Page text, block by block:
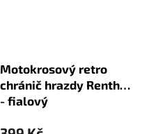
Motokrosový retro
chránič hrazdy Renthal
- fialový